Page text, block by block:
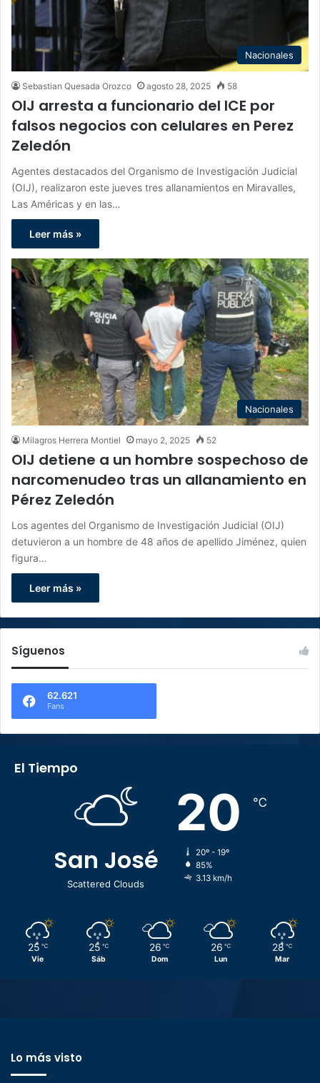
Nacionales
Sebastian Quesada Orozco agosto 28, 2025 58
OIJ arresta a funcionario del ICE por
falsos negocios con celulares en Perez
Zeledón
Agentes destacados del Organismo de Investigación Judicial
(OIJ), realizaron este jueves tres allanamientos en Miravalles,
Las Américas y en las…
Leer más »
Nacionales
Milagros Herrera Montiel mayo 2, 2025 52
OIJ detiene a un hombre sospechoso de
narcomenudeo tras un allanamiento en
Pérez Zeledón
Los agentes del Organismo de Investigación Judicial (OIJ)
detuvieron a un hombre de 48 años de apellido Jiménez, quien
figura…
Leer más »
Síguenos
62.621
Fans
El Tiempo
San José
Scattered Clouds
20 ℃
20º - 19º
85%
3.13 km/h
25 ℃
Vie
25 ℃
Sáb
26 ℃
Dom
26 ℃
Lun
28 ℃
Mar
Lo más visto